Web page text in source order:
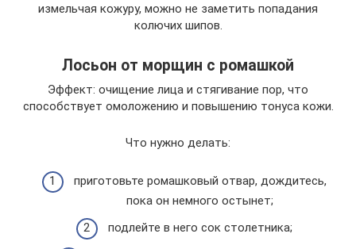
измельчая кожуру, можно не заметить попадания
колючих шипов.
Лосьон от морщин с ромашкой
Эффект: очищение лица и стягивание пор, что
способствует омоложению и повышению тонуса кожи.
Что нужно делать:
приготовьте ромашковый отвар, дождитесь,
пока он немного остынет;
подлейте в него сок столетника;